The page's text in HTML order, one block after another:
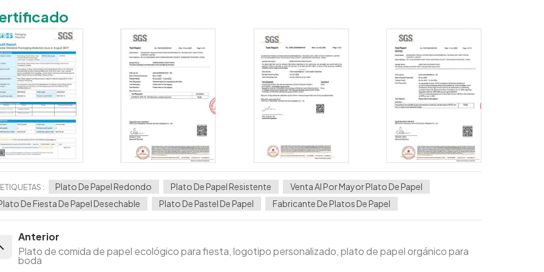
ETIQUETAS : Plato De Papel Redondo Plato De Papel Resistente
Venta Al Por Mayor Plato De Papel
De Fiesta De Papel Desechable
Plato De Pastel De Papel Fabricante De Platos De Papel
Anterior
Plato de comida de papel ecológico para fiesta, logotipo personalizado, plato de papel orgánico para
boda